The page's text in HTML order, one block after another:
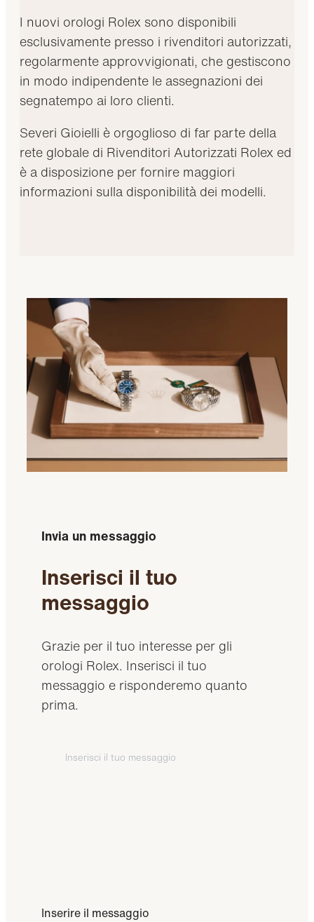
I nuovi orologi Rolex sono disponibili
esclusivamente presso i rivenditori autorizzati,
regolarmente approvvigionati, che gestiscono
in modo indipendente le assegnazioni dei
segnatempo ai loro clienti.
Severi Gioielli è orgoglioso di far parte della
rete globale di Rivenditori Autorizzati Rolex ed
è a disposizione per fornire maggiori
informazioni sulla disponibilità dei modelli.
Invia un messaggio
Inserisci il tuo
messaggio
Grazie per il tuo interesse per gli
orologi Rolex. Inserisci il tuo
messaggio e risponderemo quanto
prima.
Inserire il messaggio